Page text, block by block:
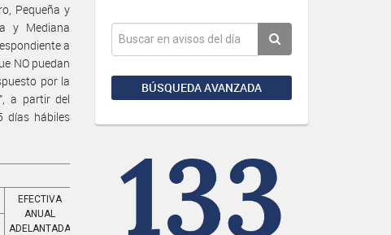
BÚSQUEDA AVANZADA
Pequeña y
y Mediana
a
NO puedan
por la
a partir del
días hábiles
EFECTIVA
ANUAL
ADELANTADA
ADELANTADA